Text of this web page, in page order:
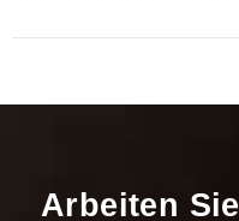
Arbeiten Sie